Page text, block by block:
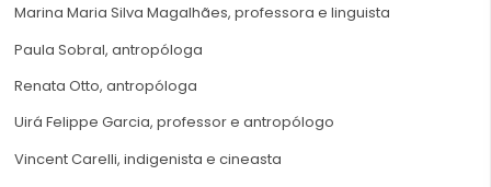
Marina Maria Silva Magalhães, professora e linguista
Paula Sobral, antropóloga
Renata Otto, antropóloga
Uirá Felippe Garcia, professor e antropólogo
Vincent Carelli, indigenista e cineasta